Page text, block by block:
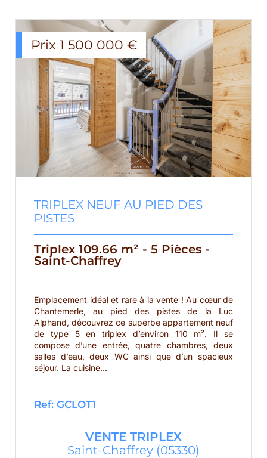
Prix 1 500 000 €
TRIPLEX NEUF AU PIED DES
PISTES
Triplex 109.66 m² - 5 Pièces -
Saint-Chaffrey
Emplacement idéal et rare à la vente ! Au cœur de
Chantemerle, au pied des pistes de la Luc
Alphand, découvrez ce superbe appartement neuf
de type 5 en triplex d’environ 110 m². Il se
compose d’une entrée, quatre chambres, deux
salles d’eau, deux WC ainsi que d’un spacieux
séjour. La cuisine...
Ref: GCLOT1
VENTE TRIPLEX
Saint-Chaffrey (05330)